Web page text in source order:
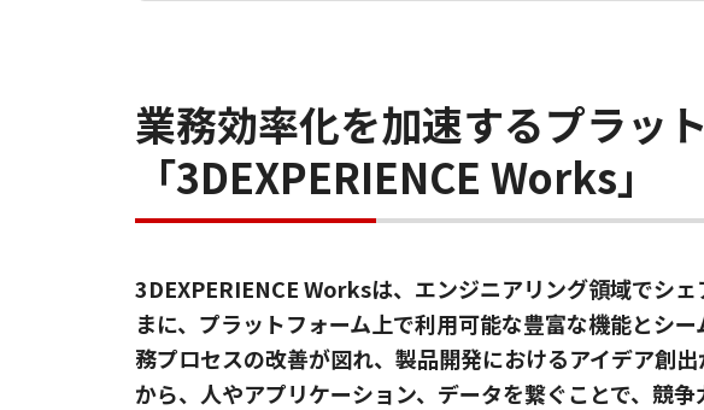
業務効率化を加速するプラッ
「3DEXPERIENCE Works」
3DEXPERIENCE Worksは、エンジニアリング領域でシ
まに、プラットフォーム上で利用可能な豊富な機能とシ
務プロセスの改善が図れ、製品開発におけるアイデア創
から、人やアプリケーション、データを繋ぐことで、競